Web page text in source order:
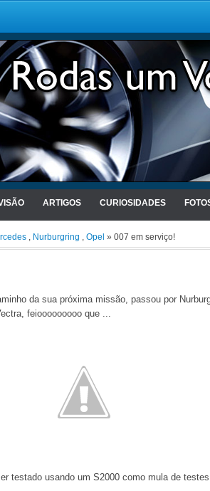
ARTIGOS CURIOSIDADES
, Nurburgring , Opel » 007 em serviço!
da sua próxima missão, passou por
feiooooooooo que ...
testado usando um S2000 como mula de